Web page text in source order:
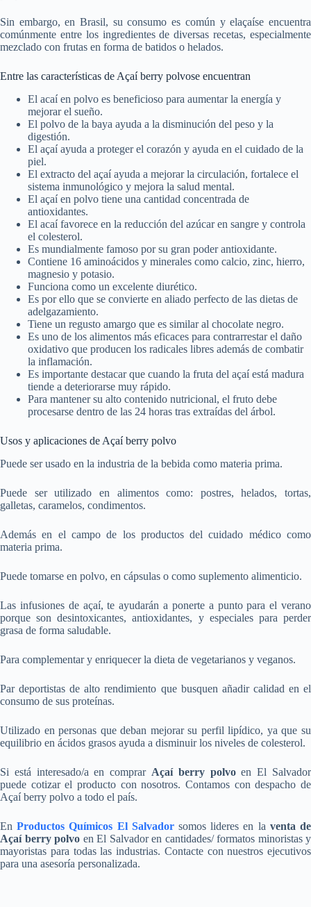
Sin embargo, en Brasil, su consumo es común y elaçaíse encuentra
comúnmente entre los ingredientes de diversas recetas, especialmente
mezclado con frutas en forma de batidos o helados.
Entre las características de Açaí berry polvose encuentran
El acaí en polvo es beneficioso para aumentar la energía y
mejorar el sueño.
El polvo de la baya ayuda a la disminución del peso y la
digestión.
El açaí ayuda a proteger el corazón y ayuda en el cuidado de la
piel.
El extracto del açaí ayuda a mejorar la circulación, fortalece el
sistema inmunológico y mejora la salud mental.
El açaí en polvo tiene una cantidad concentrada de
antioxidantes.
El acaí favorece en la reducción del azúcar en sangre y controla
el colesterol.
Es mundialmente famoso por su gran poder antioxidante.
Contiene 16 aminoácidos y minerales como calcio, zinc, hierro,
magnesio y potasio.
Funciona como un excelente diurético.
Es por ello que se convierte en aliado perfecto de las dietas de
adelgazamiento.
Tiene un regusto amargo que es similar al chocolate negro.
Es uno de los alimentos más eficaces para contrarrestar el daño
oxidativo que producen los radicales libres además de combatir
la inflamación.
Es importante destacar que cuando la fruta del açaí está madura
tiende a deteriorarse muy rápido.
Para mantener su alto contenido nutricional, el fruto debe
procesarse dentro de las 24 horas tras extraídas del árbol.
Usos y aplicaciones de Açaí berry polvo
Puede ser usado en la industria de la bebida como materia prima.
Puede ser utilizado en alimentos como: postres, helados, tortas,
galletas, caramelos, condimentos.
Además en el campo de los productos del cuidado médico como
materia prima.
Puede tomarse en polvo, en cápsulas o como suplemento alimenticio.
Las infusiones de açaí, te ayudarán a ponerte a punto para el verano
porque son desintoxicantes, antioxidantes, y especiales para perder
grasa de forma saludable.
Para complementar y enriquecer la dieta de vegetarianos y veganos.
Par deportistas de alto rendimiento que busquen añadir calidad en el
consumo de sus proteínas.
Utilizado en personas que deban mejorar su perfil lipídico, ya que su
equilibrio en ácidos grasos ayuda a disminuir los niveles de colesterol.
Si está interesado/a en comprar Açaí berry polvoen El Salvador
puede cotizar el producto con nosotros. Contamos con despacho de
Açaí berry polvo a todo el país.
EnProductos Químicos El Salvador somos lideres en la venta de
Açaí berry polvo en El Salvador en cantidades/ formatos minoristas y
mayoristas para todas las industrias. Contacte con nuestros ejecutivos
para una asesoría personalizada.